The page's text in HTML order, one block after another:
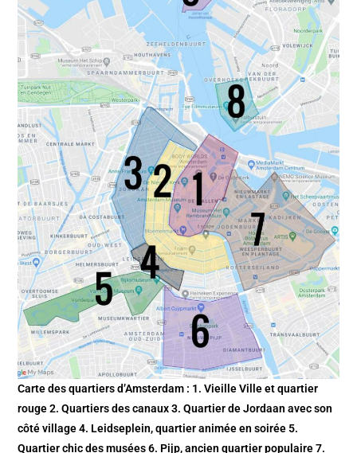
Carte des quartiers d’Amsterdam : 1. Vieille Ville et quartier
rouge 2. Quartiers des canaux 3. Quartier de Jordaan avec son
côté village 4. Leidseplein, quartier animée en soirée 5.
Quartier chic des musées 6. Pijp, ancien quartier populaire 7.